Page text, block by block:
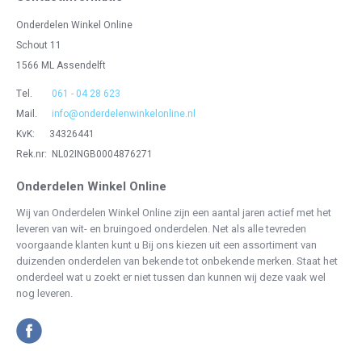
Onderdelen Winkel Online
Schout 11
1566 ML Assendelft
Tel. 061 - 04 28 623
Mail. info@onderdelenwinkelonline.nl
KvK: 34326441
Rek.nr: NL02INGB0004876271
Onderdelen Winkel Online
Wij van Onderdelen Winkel Online zijn een aantal jaren actief met het
leveren van wit- en bruingoed onderdelen. Net als alle tevreden
voorgaande klanten kunt u Bij ons kiezen uit een assortiment van
duizenden onderdelen van bekende tot onbekende merken. Staat het
onderdeel wat u zoekt er niet tussen dan kunnen wij deze vaak wel
nog leveren.